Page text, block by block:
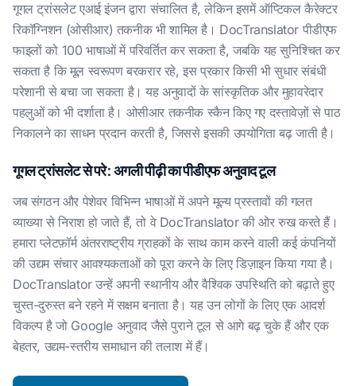
गूगल ट्रांसलेट एआई इंजन द्वारा संचालित है, लेकिन इसमें ऑप्टिकल कैरेक्टर
रिकॉग्निशन (ओसीआर) तकनीक भी शामिल है। DocTranslator पीडीएफ
फाइलों को 100 भाषाओं में परिवर्तित कर सकता है, जबकि यह सुनिश्चित कर
सकता है कि मूल स्वरूपण बरकरार रहे, इस प्रकार किसी भी सुधार संबंधी
परेशानी से बचा जा सकता है। यह अनुवादों के सांस्कृतिक और मुहावरेदार
पहलुओं को भी दर्शाता है। ओसीआर तकनीक स्कैन किए गए दस्तावेज़ों से पाठ
निकालने का साधन प्रदान करती है, जिससे इसकी उपयोगिता बढ़ जाती है।
गूगल ट्रांसलेट से परे: अगली पीढ़ी का पीडीएफ अनुवाद टूल
जब संगठन और पेशेवर विभिन्न भाषाओं में अपने मूल्य प्रस्तावों की गलत
व्याख्या से निराश हो जाते हैं, तो वे DocTranslator की ओर रुख करते हैं।
हमारा प्लेटफ़ॉर्म अंतरराष्ट्रीय ग्राहकों के साथ काम करने वाली कई कंपनियों
की उद्यम संचार आवश्यकताओं को पूरा करने के लिए डिज़ाइन किया गया है।
DocTranslator उन्हें अपनी स्थानीय और वैश्विक उपस्थिति को बढ़ाते हुए
चुस्त-दुरुस्त बने रहने में सक्षम बनाता है। यह उन लोगों के लिए एक आदर्श
विकल्प है जो Google अनुवाद जैसे पुराने टूल से आगे बढ़ चुके हैं और एक
बेहतर, उद्यम-स्तरीय समाधान की तलाश में हैं।